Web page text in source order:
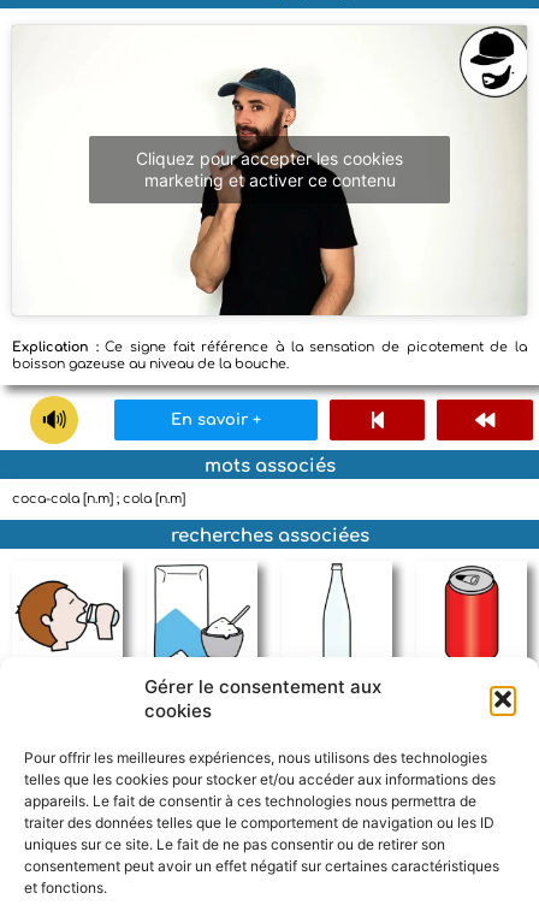
Gérer le consentement aux
cookies
Pour offrir les meilleures expériences, nous utilisons des technologies
telles que les cookies pour stocker et/ou accéder aux informations des
appareils. Le fait de consentir à ces technologies nous permettra de
traiter des données telles que le comportement de navigation ou les ID
uniques sur ce site. Le fait de ne pas consentir ou de retirer son
consentement peut avoir un effet négatif sur certaines caractéristiques
et fonctions.
Cliquez pour accepter les cookies
marketing et activer ce contenu
Explication :Ce signe fait référence à la sensation de picotement de la
boisson gazeuse au niveau de la bouche.
En savoir +
mots associés
coca-cola [n.m] ; cola [n.m]
recherches associées
sucre bouteille